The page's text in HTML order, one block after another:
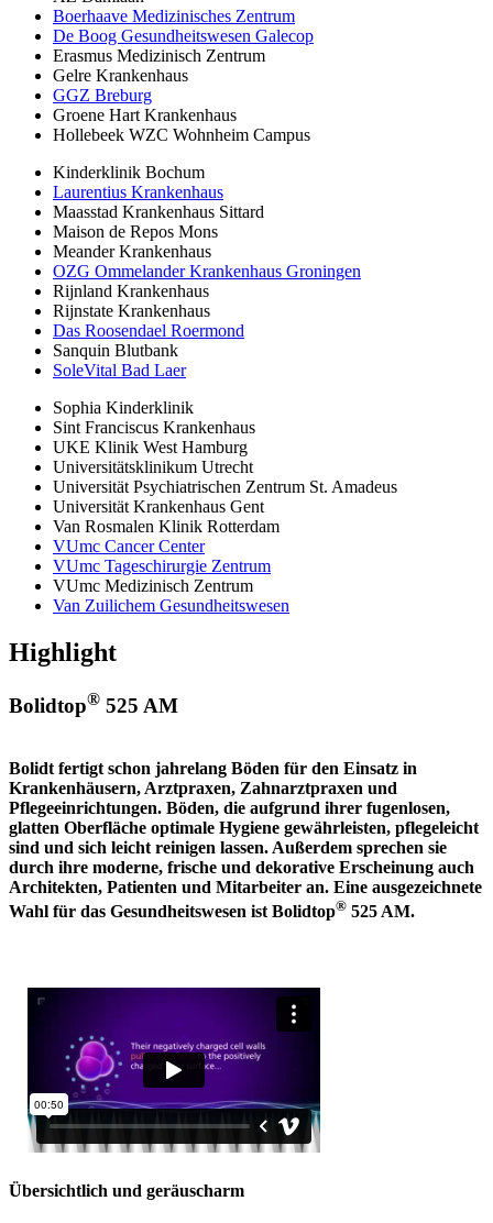
Boerhaave Medizinisches Zentrum
De Boog Gesundheitswesen Galecop
Erasmus Medizinisch Zentrum
Gelre Krankenhaus
GGZ Breburg
Groene Hart Krankenhaus
Hollebeek WZC Wohnheim Campus
Kinderklinik Bochum
Laurentius Krankenhaus
Maasstad Krankenhaus Sittard
Maison de Repos Mons
Meander Krankenhaus
OZG Ommelander Krankenhaus Groningen
Rijnland Krankenhaus
Rijnstate Krankenhaus
Das Roosendael Roermond
Sanquin Blutbank
SoleVital Bad Laer
Sophia Kinderklinik
Sint Franciscus Krankenhaus
UKE Klinik West Hamburg
Universitätsklinikum Utrecht
Universität Psychiatrischen Zentrum St. Amadeus
Universität Krankenhaus Gent
Van Rosmalen Klinik Rotterdam
VUmc Cancer Center
VUmc Tageschirurgie Zentrum
VUmc Medizinisch Zentrum
Van Zuilichem Gesundheitswesen
Highlight
Bolidtop® 525 AM
Bolidt fertigt schon jahrelang Böden für den Einsatz in
Krankenhäusern, Arztpraxen, Zahnarztpraxen und
Pflegeeinrichtungen. Böden, die aufgrund ihrer fugenlosen,
glatten Oberfläche optimale Hygiene gewährleisten, pflegeleicht
sind und sich leicht reinigen lassen. Außerdem sprechen sie
durch ihre moderne, frische und dekorative Erscheinung auch
Architekten, Patienten und Mitarbeiter an. Eine ausgezeichnete
Wahl für das Gesundheitswesen ist Bolidtop® 525 AM.
Übersichtlich und geräuscharm